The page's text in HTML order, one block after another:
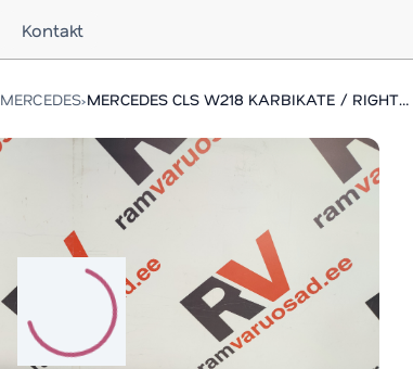
Kontakt
MERCEDES› MERCEDES CLS W218 KARBIKATE / RIGHT SIDE SKIRT